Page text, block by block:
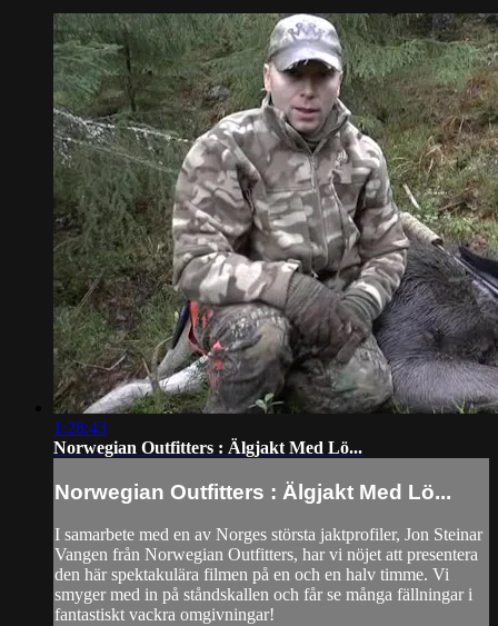
1:28:43
Norwegian Outfitters : Älgjakt Med Lö...
Norwegian Outfitters : Älgjakt Med Lö...
I samarbete med en av Norges största jaktprofiler, Jon Steinar
Vangen från Norwegian Outfitters, har vi nöjet att presentera
den här spektakulära filmen på en och en halv timme. Vi
smyger med in på ståndskallen och får se många fällningar i
fantastiskt vackra omgivningar!